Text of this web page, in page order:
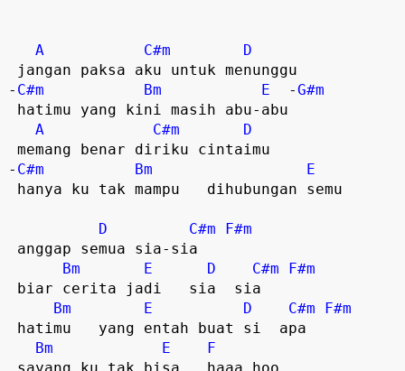
A C#m
D
- C#m Bm E
  -
G#m
A
C#m
D
- C#m Bm
E
D C#m
F#m
Bm
E D C#m
F#m
Bm
E D C#m
F#m
Bm
E
F